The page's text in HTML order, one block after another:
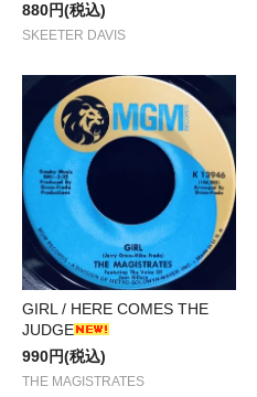
880円(税込)
SKEETER DAVIS
GIRL / HERE COMES THE
JUDGE
990円(税込)
THE MAGISTRATES